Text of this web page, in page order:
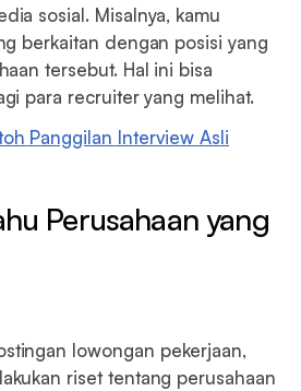
sosial. Misalnya, kamu
berkaitan dengan posisi yang
tersebut. Hal ini bisa
para recruiter yang melihat.
Panggilan Interview Asli
Perusahaan yang
lowongan pekerjaan,
riset tentang perusahaan